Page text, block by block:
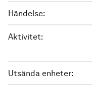
Händelse:
Aktivitet:
Utsända enheter: